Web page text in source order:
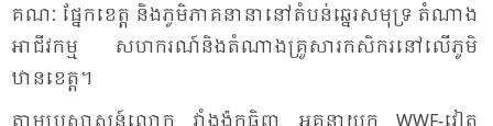
គណៈ ផ្នែក​ខេត្ត និង​ភូមិ​ភាគ​នា​នា​នៅ​តំ​បន់​ឆ្នេរ​សមុទ្រ តំ​ណាង​
អា​ជីវ​កម្ម សហ​ករណ៍​និង​តំ​ណាង​គ្រួ​សារ​កសិ​ករ​នៅ​លើ​ភូមិ​
ឋាន​ខេត្ត។